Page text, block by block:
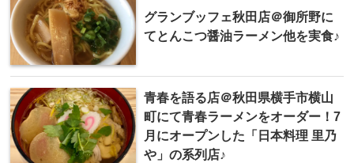
グランブッフェ秋田店＠御所野に
てとんこつ醤油ラーメン他を実食♪
青春を語る店＠秋田県横手市横山
町にて青春ラーメンをオーダー！7
月にオープンした「日本料理 里乃
や」の系列店♪